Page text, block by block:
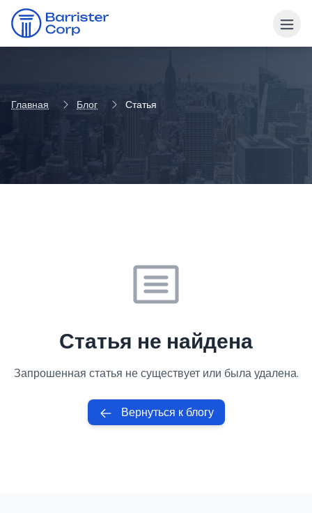
Главная Блог Статья
Статья не найдена
Запрошенная статья не существует или была удалена.
Вернуться к блогу